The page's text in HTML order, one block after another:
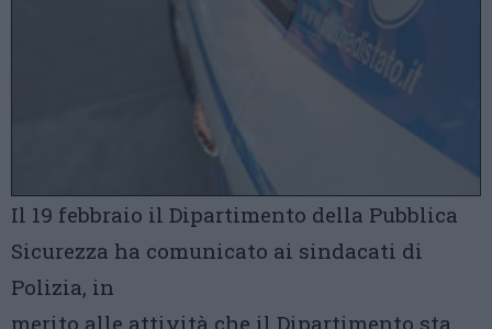
Il 19 febbraio il Dipartimento della Pubblica
Sicurezza ha comunicato ai sindacati di
Polizia, in
merito alle attività che il Dipartimento sta